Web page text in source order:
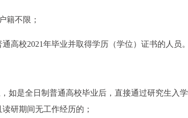
籍不限；
高校2021年毕业并取得学历（学位）证书的人员
如是全日制普通高校毕业后，直接通过研究生入
研期间无工作经历的；